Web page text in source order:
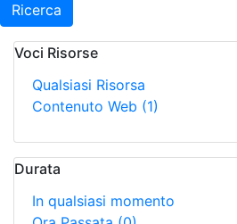
Ricerca
Voci Risorse
Qualsiasi Risorsa
Contenuto Web (1)
Durata
In qualsiasi momento